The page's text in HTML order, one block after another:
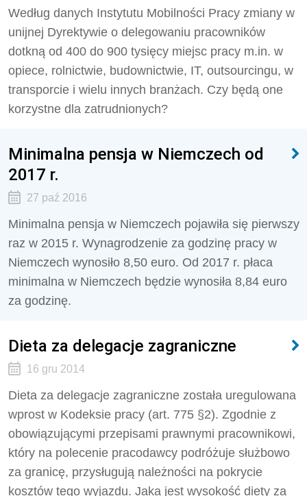
Według danych Instytutu Mobilności Pracy zmiany w
unijnej Dyrektywie o delegowaniu pracowników
dotkną od 400 do 900 tysięcy miejsc pracy m.in. w
opiece, rolnictwie, budownictwie, IT, outsourcingu, w
transporcie i wielu innych branżach. Czy będą one
korzystne dla zatrudnionych?
Minimalna pensja w Niemczech od
2017 r.
27 paź 2016
Minimalna pensja w Niemczech pojawiła się pierwszy
raz w 2015 r. Wynagrodzenie za godzinę pracy w
Niemczech wynosiło 8,50 euro. Od 2017 r. płaca
minimalna w Niemczech będzie wynosiła 8,84 euro
za godzinę.
Dieta za delegacje zagraniczne
16 gru 2014
Dieta za delegacje zagraniczne została uregulowana
wprost w Kodeksie pracy (art. 775 §2). Zgodnie z
obowiązującymi przepisami prawnymi pracownikowi,
który na polecenie pracodawcy podróżuje służbowo
za granicę, przysługują należności na pokrycie
kosztów tego wyjazdu. Jaka jest wysokość diety za